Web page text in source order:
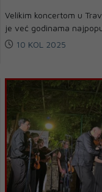
Velikim koncertom u
je već godinama
10 KOL 2025